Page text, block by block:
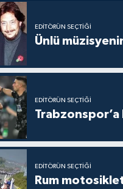
EDITÖRÜN SEÇTIĞI
Ünlü
EDITÖRÜN SEÇTIĞI
EDITÖRÜN SEÇTIĞI
Rum